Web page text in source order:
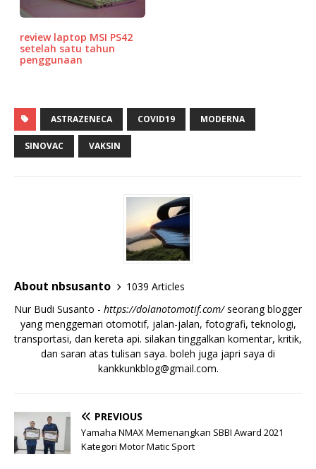
review laptop MSI PS42
setelah satu tahun
penggunaan
ASTRAZENECA COVID19 MODERNA
SINOVAC VAKSIN
About nbsusanto
1039 Articles
Nur Budi Susanto - https://dolanotomotif.com/seorang blogger
yang menggemari otomotif, jalan-jalan, fotografi, teknologi,
transportasi, dan kereta api. silakan tinggalkan komentar, kritik,
dan saran atas tulisan saya. boleh juga japri saya di
kankkunkblog@gmail.com.
PREVIOUS
Yamaha NMAX Memenangkan SBBI Award 2021
Kategori Motor Matic Sport